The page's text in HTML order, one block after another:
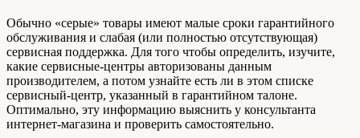
Обычно «серые» товары имеют малые сроки гарантийного
обслуживания и слабая (или полностью отсутствующая)
сервисная поддержка. Для того чтобы определить, изучите,
какие сервисные-центры авторизованы данным
производителем, а потом узнайте есть ли в этом списке
сервисный-центр, указанный в гарантийном талоне.
Оптимально, эту информацию выяснить у консультанта
интернет-магазина и проверить самостоятельно.